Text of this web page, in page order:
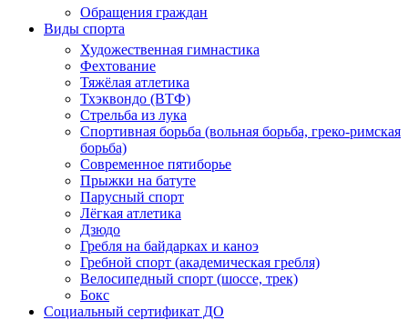
Обращения граждан
Виды спорта
Художественная гимнастика
Фехтование
Тяжёлая атлетика
Тхэквондо (ВТФ)
Стрельба из лука
Спортивная борьба (вольная борьба, греко-римская
борьба)
Современное пятиборье
Прыжки на батуте
Парусный спорт
Лёгкая атлетика
Дзюдо
Гребля на байдарках и каноэ
Гребной спорт (академическая гребля)
Велосипедный спорт (шоссе, трек)
Бокс
Социальный сертификат ДО